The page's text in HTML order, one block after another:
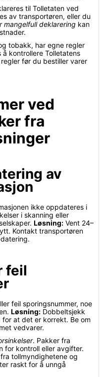
til Tolletaten ved
av transportøren, eller du
mangelfull deklarering kan
tobakk, har egne regler
kontrollere Tolletatens
før du bestiller varer
ved
fra
av
ikke oppdateres i
i skanning eller
Løsning: Vent 24–
Kontakt transportøren
feil
feil sporingsnummer, noe
Løsning: Dobbeltsjekk
at det er korrekt. Be om
vedvarer.
. Pakker fra
for kontroll eller avgifter.
tollmyndighetene og
raskt for å unngå